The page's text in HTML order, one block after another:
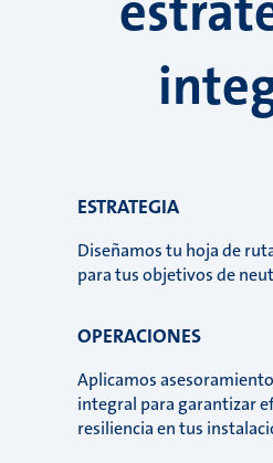
ESTRATEGIA
Diseñamos tu hoja de
para tus objetivos de
OPERACIONES
Aplicamos
integral para garantizar
resiliencia en tus